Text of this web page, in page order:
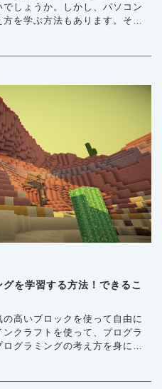
しょうか。しかし、パソコン
を学ぶ方法もあります。それ
は何か、その目的や授業事
ます。
を学習する方法！できるこ
高いブロックを使って自由に
クラフトを使って、プログラ
グラミングの考え方を身につ